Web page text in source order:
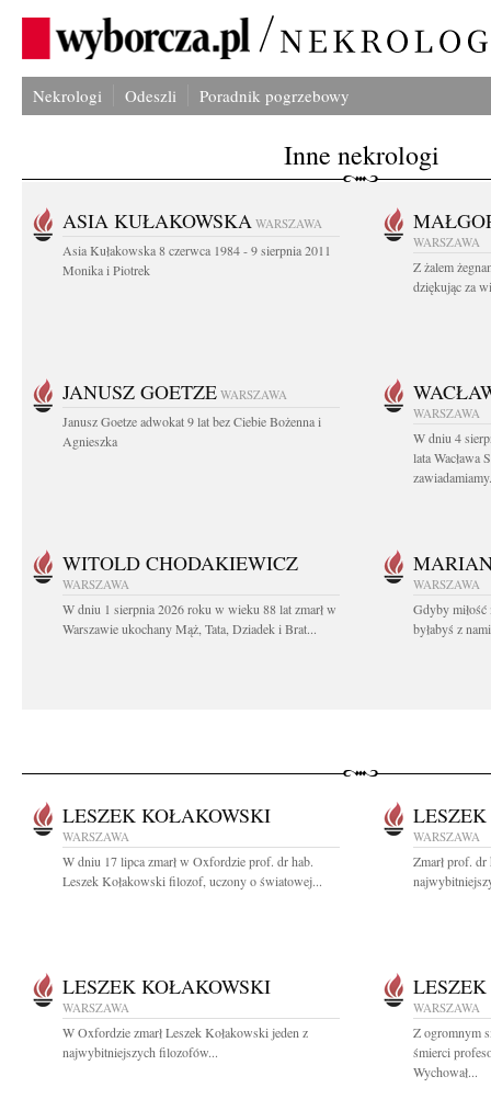
Nekrologi Odeszli Poradnik pogrzebowy
Inne nekrologi
ASIA KUŁAKOWSKA WARSZAWA
Asia Kułakowska 8 czerwca 1984 - 9 sierpnia 2011
Monika i Piotrek
WARSZAWA
Z żalem
dziękując za
JANUSZ GOETZE WARSZAWA
Janusz Goetze adwokat 9 lat bez Ciebie Bożenna i
Agnieszka
WARSZAWA
W dniu 4
lata Wacława
WITOLD CHODAKIEWICZ
WARSZAWA
W dniu 1 sierpnia 2026 roku w wieku 88 lat zmarł w
Warszawie ukochany Mąż, Tata, Dziadek i Brat...
WARSZAWA
Gdyby miłość
byłabyś z
LESZEK KOŁAKOWSKI
WARSZAWA
W dniu 17 lipca zmarł w Oxfordzie prof. dr hab.
Leszek Kołakowski filozof, uczony o światowej...
WARSZAWA
Zmarł prof. dr
LESZEK KOŁAKOWSKI
WARSZAWA
W Oxfordzie zmarł Leszek Kołakowski jeden z
najwybitniejszych filozofów...
WARSZAWA
Z ogromnym
śmierci
Wychował...